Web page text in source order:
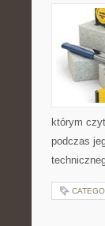
którym
podczas